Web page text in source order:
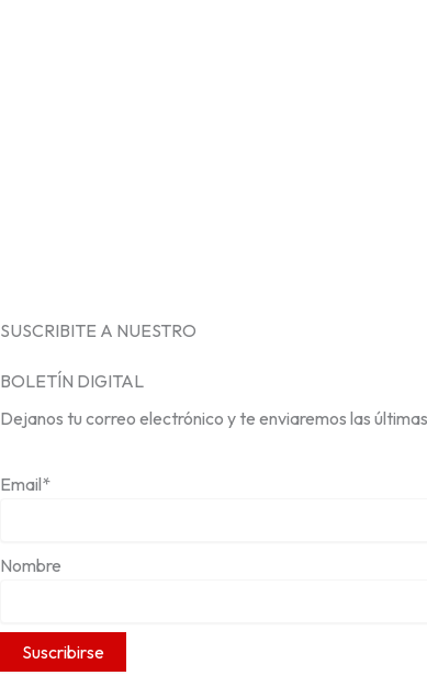
SUSCRIBITE A NUESTRO
BOLETÍN DIGITAL
Dejanos tu correo electrónico y te enviaremos las
Email*
Nombre